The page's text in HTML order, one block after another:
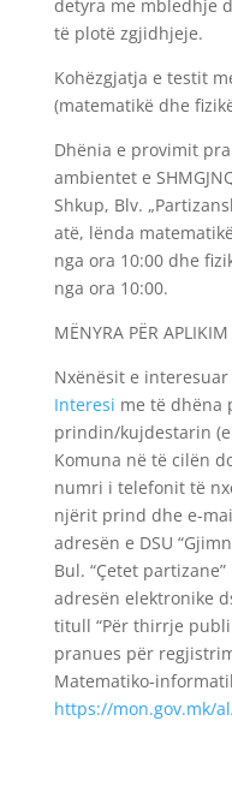
detyra me mbledhje
të plotë zgjidhjeje.
Kohëzgjatja e testit
(matematikë dhe
Dhënia e provimit
ambientet e
Shkup, Blv.
atë, lënda
nga ora 10:00 dhe
nga ora 10:00.
MËNYRA PËR
Nxënësit e
Interesi me të dhëna
prindin/kujdestarin
Komuna në të cilën
numri i telefonit të
njërit prind dhe e-
adresën e DSU
Bul. “Çetet
adresën elektronike
titull “Për thirrje
pranues për
Matematiko-
https://mon.gov.mk/